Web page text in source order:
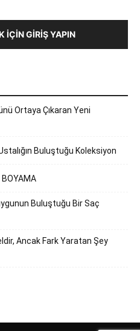
İÇIN GIRIŞ YAPIN
Ortaya Çıkaran Yeni
Buluştuğu Koleksiyon
BOYAMA
Buluştuğu Bir Saç
Ancak Fark Yaratan Şey